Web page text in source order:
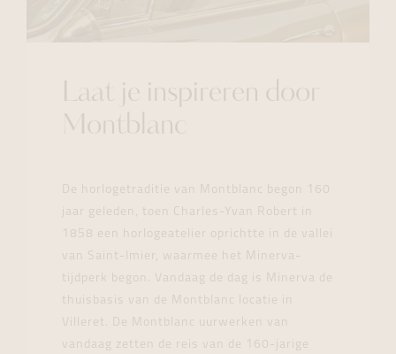
Laat je inspireren door
Montblanc
De horlogetraditie van Montblanc begon 160
jaar geleden, toen Charles-Yvan Robert in
1858 een horlogeatelier oprichtte in de vallei
van Saint-Imier, waarmee het Minerva-
tijdperk begon. Vandaag de dag is Minerva de
thuisbasis van de Montblanc locatie in
Villeret. De Montblanc uurwerken van
vandaag zetten de reis van de 160-jarige